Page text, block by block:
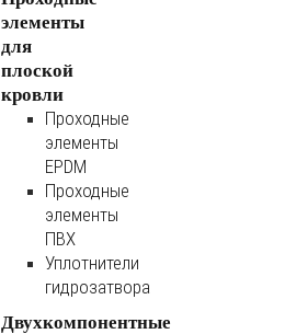
элементы
для
плоской
кровли
Проходные
элементы
EPDM
Проходные
элементы
ПВХ
Уплотнители
гидрозатвора
Двухкомпонентные